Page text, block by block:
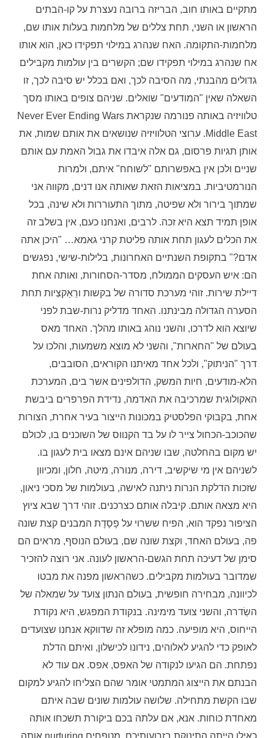
מתקיים באותו חוב, הבריזה ברובה נעצרת על קו-הבתים
הראשון או השני, תחת צללים של מלחמות בעלות אותו שם,
מלחמות-התקומה. האח שנהרג במילוי תפקידו כאן, הוא אותו
אח שנהרג במילוי תפקידו שם; הקשרים בין עולמות מקבילים
גדולים מהבנתי, מה הסיבה לכך, ואם בכלל יש סיבה לכך, זו
השאלה שאין "המודעים" שואלים. שניהם צופים באותו מסך
טלוויזיה באותה פנורמה שנקראת Never Ever Ending Wars
Middle East. ערוצי הטלוויזיה שנושאים את אותם שמות, את
אותן תגיות פרסום, גם אלה איבדו את גבול האמת עם אותם
שניים ולכן אין באפשרותם "לשוחח" איתם, ולמרות
הנורמטיביות. במציאות הזאת שאותה אנו דנים, מקווה אני
שמתוך בירור ולא שפיטה, מתוך התעוררות ולא שינה, בכל
אופן תמיד תצא היא זכה. לרבים, ואנחנו כעם, אין בשלב זה
את הכלים לעגון תחת אותה פליטת קרני גאמא… "היכן אתה
אדם?" בתקופת השנתיים האחרונות, בלילות-שישי, נפגשים
הם: איש העסקים הממולח, מסדר-הסחורות, ואותה אחת
דיילת שירות. זוהי מערכת סדורה של בקשות ורֵאַקצְיות תחת
הסערה הגדולה מבינתנו. האחד מדליק נרות-שבת לפני
שיוצא הוא לדרכו, והשני נוהג באותו מהלך. האחד מאס
בעולם של "החארות", והשני לא מוצא משמעות, והלכו על
דרך "הניתוק", ולכל אחד מאיתנו הקוראים, הסובבים,
הלא-מודעים, חיות המשק, הדולפינים אשר בים, המערכת
האקולוגית שמרכיבה את האדמה, נדידת הפרפרים ביבשת
אחת, בקבוקי הפלסטיק במכונות הייצור בעיר אחרת, הצורות
שהכוכב-הכחול צייר לו על בד הקנווס של השוכנים בו, לכולם
יש מקום בהחלטה, שבו שניהם אינם מצאו בית לעגון בו.
לשניהם אין מי שיקשיב, דירה, מנורה, מיטה, חלון, ומכיוון
שזכות הדלקת הנרות ניתנה לאישה, בעולמות של מסכי ניאון,
היא מצאה אותם. קיבלה אותם כצרכנים. זוהי דרך שבא ציוץ
הציפור נפקד הוא, הפיח ששרוי על פָסָדָת המבנים קצת שונה
פה, בעולם האחד, וקצת שונה שם, בעולם הנוסף, מראים הם
סימן של דעיכה תחת הגשם-הראשון לעונה. אני רוצה להזכיר
שמדובר בעולמות מקבילים. כשהראשון מפנה את מבטו
לכיוונה, מבחירה חופשית, בעולם הנתון צועד על שמאלה של
השְׂדרה, והשני צועד מימינה. בנקודת המפגש, היא נקודת
הייחוס, היא מופיעה. כמה מופלא זה שדווקא אנחנו שצועדים
לאופק כדי להגיע לאלוהים, נידונו לכישלון, ואיתם הדלת
נפתחת. הם הגיעו לנקודה של האפס, אפס. אם עוד לא
הבנתם את הייצוג המתמטי אומר שהם הצליחו להגיע למקום
שבו הקשת מתחילה. שלושה עולמות שונים שבה איתם
מאחדת כוחות. אנא, אם עלתה בכם ביקורת תשכחו אותה
כאילו הייתה התינוקת בזרועותיכם, מטפחים nurturing אותה.